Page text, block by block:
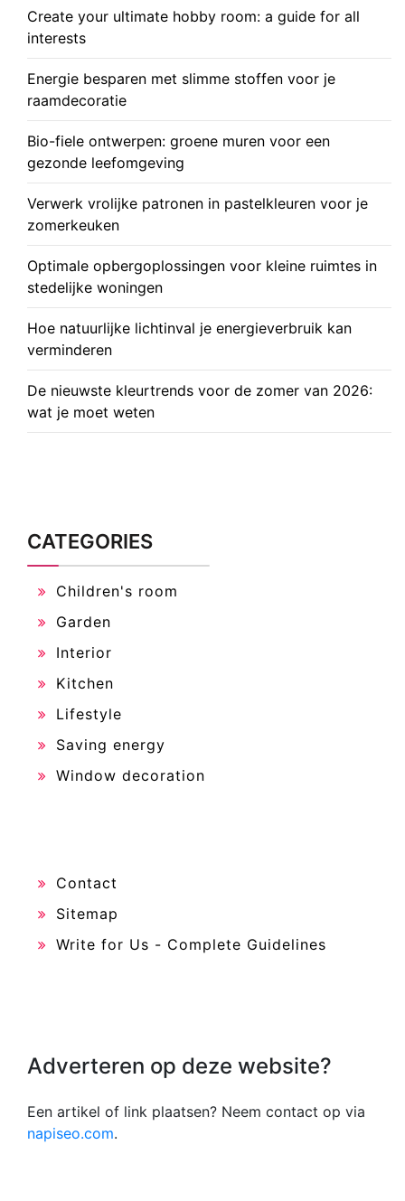
Create your ultimate hobby room: a guide for all
interests
Energie besparen met slimme stoffen voor je
raamdecoratie
Bio-fiele ontwerpen: groene muren voor een
gezonde leefomgeving
Verwerk vrolijke patronen in pastelkleuren voor je
zomerkeuken
Optimale opbergoplossingen voor kleine ruimtes in
stedelijke woningen
Hoe natuurlijke lichtinval je energieverbruik kan
verminderen
De nieuwste kleurtrends voor de zomer van 2026:
wat je moet weten
CATEGORIES
Children's room
Garden
Interior
Kitchen
Lifestyle
Saving energy
Window decoration
Contact
Sitemap
Write for Us - Complete Guidelines
Adverteren op deze website?
Een artikel of link plaatsen? Neem contact op via
napiseo.com.